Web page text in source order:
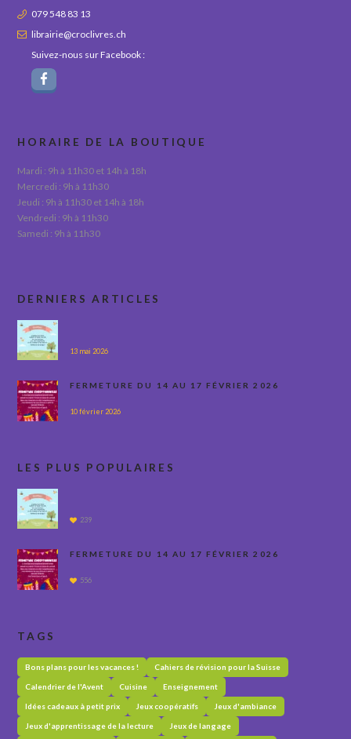
079 548 83 13
librairie@croclivres.ch
Suivez-nous sur Facebook :
HORAIRE DE LA BOUTIQUE
Mardi : 9h à 11h30 et 14h à 18h
Mercredi : 9h à 11h30
Jeudi : 9h à 11h30 et 14h à 18h
Vendredi : 9h à 11h30
Samedi : 9h à 11h30
DERNIERS ARTICLES
13 mai 2026
FERMETURE DU 14 AU 17 FÉVRIER 2026
10 février 2026
LES PLUS POPULAIRES
239
FERMETURE DU 14 AU 17 FÉVRIER 2026
556
TAGS
Bons plans pour les vacances ! Cahiers de révision pour la Suisse
Calendrier de l'Avent Cuisine Enseignement
Idées cadeaux à petit prix Jeux coopératifs Jeux d'ambiance
Jeux d'apprentissage de la lecture Jeux de langage